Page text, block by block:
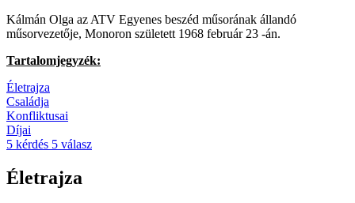
Kálmán Olga az ATV Egyenes beszéd műsorának állandó
műsorvezetője, Monoron született 1968 február 23 -án.
Tartalomjegyzék:
Életrajza
Családja
Konfliktusai
Díjai
5 kérdés 5 válasz
Életrajza